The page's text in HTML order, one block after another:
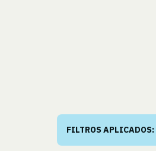
FILTROS APLICADOS: